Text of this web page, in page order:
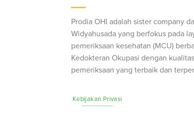
Prodia OHI adalah sister company
Widyahusada yang berfokus pada
pemeriksaan kesehatan (MCU)
Kedokteran Okupasi dengan
pemeriksaan yang terbaik dan
Kebijakan Privasi